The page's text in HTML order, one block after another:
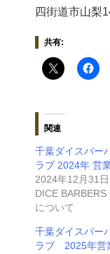
四街道市山梨
共有:
関連
千葉ダイスバー
ラブ 2024年 営
2024年12月31日
DICE BARBERS
について
千葉ダイスバー
ラブ 2025年営